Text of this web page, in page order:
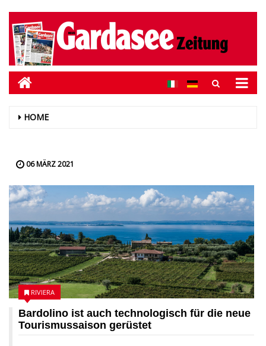
HOME
06 MÄRZ 2021
Bardolino ist auch technologisch für die neue
Tourismussaison gerüstet
RIVIERA